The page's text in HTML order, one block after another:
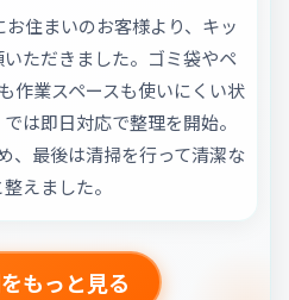
住まいのお客様より、キッ
ただきました。ゴミ袋やペ
作業スペースも使いにくい状
は即日対応で整理を開始。
、最後は清掃を行って清潔な
えました。
もっと見る